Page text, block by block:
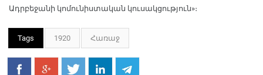
Ադրբեջանի կոմունիստական կուսակցություն»։
Tags 1920 Հառաջ